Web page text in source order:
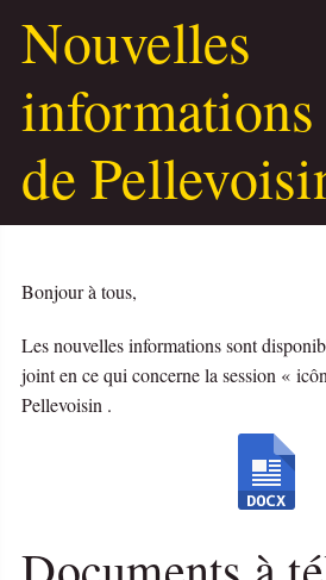
Nouvelles
informations
de
Bonjour à tous,
Les nouvelles informations sont
joint en ce qui concerne la session «
Pellevoisin .